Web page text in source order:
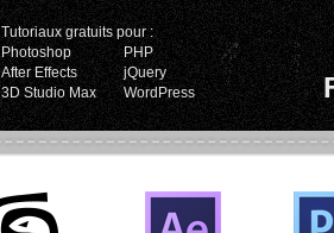
Tutoriaux gratuits pour :
Photoshop
PHP
After Effects
jQuery
3D Studio Max
WordPress